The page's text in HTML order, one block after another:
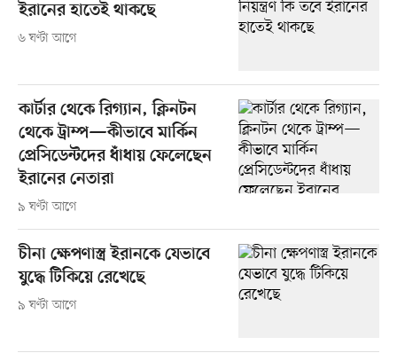
ইরানের হাতেই থাকছে
৬ ঘণ্টা আগে
কার্টার থেকে রিগ্যান, ক্লিনটন
থেকে ট্রাম্প—কীভাবে মার্কিন
প্রেসিডেন্টদের ধাঁধায় ফেলেছেন
ইরানের নেতারা
৯ ঘণ্টা আগে
চীনা ক্ষেপণাস্ত্র ইরানকে যেভাবে
যুদ্ধে টিকিয়ে রেখেছে
৯ ঘণ্টা আগে